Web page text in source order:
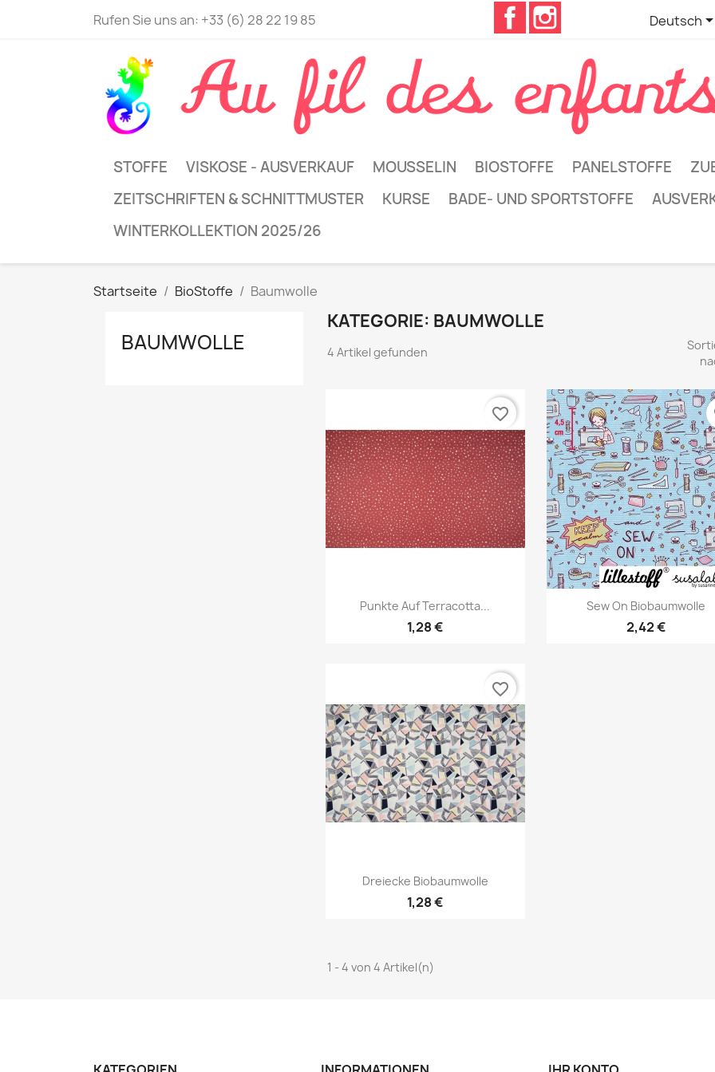
Rufen Sie uns an: +33 (6) 28 22 19 85
Facebook
Deutsch
STOFFE VISKOSE - AUSVERKAUF MOUSSELIN BIOSTOFFE PANELSTOFFE
ZEITSCHRIFTEN & SCHNITTMUSTER
KURSE BADE- UND SPORTSTOFFE
WINTERKOLLEKTION 2025/26
Startseite BioStoffe Baumwolle
BAUMWOLLE
KATEGORIE: BAUMWOLLE
4 Artikel gefunden
Vorschau
Punkte Auf Terracotta...
1,28 €
favorite_border
Vorschau
Sew On Biobaumwolle
2,42 €
Vorschau
Dreiecke Biobaumwolle
1,28 €
favorite_border
1 - 4 von 4 Artikel(n)